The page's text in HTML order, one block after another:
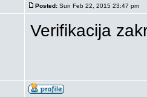
Posted: Sun Feb 22, 2015 23:47 pm
Verifikacija